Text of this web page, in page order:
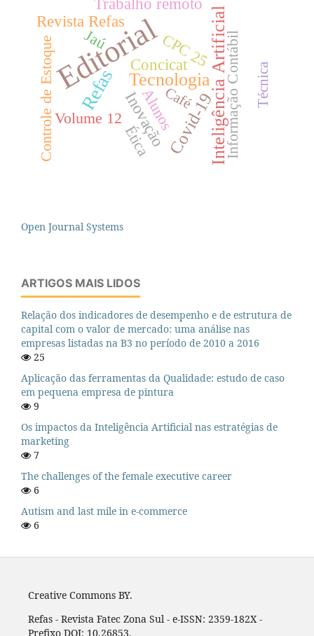
Editorial
Refas Inteligência Artificial
Tecnologia
Covid-19
Revista Refas
Inovação
Concicat
Trabalho remoto
Informação Contábil
CPC 25
Jaú
Alunos
Controle de EstoqueVolume 12
Ética
Café Técnica
Open Journal Systems
ARTIGOS MAIS LIDOS
Relação dos indicadores de desempenho e de estrutura de
capital com o valor de mercado: uma análise nas
empresas listadas na B3 no período de 2010 a 2016
25
Aplicação das ferramentas da Qualidade: estudo de caso
em pequena empresa de pintura
9
Os impactos da Inteligência Artificial nas estratégias de
marketing
7
The challenges of the female executive career
6
Autism and last mile in e-commerce
6
Creative Commons BY.
Refas - Revista Fatec Zona Sul - e-ISSN: 2359-182X -
Prefixo DOI: 10.26853.